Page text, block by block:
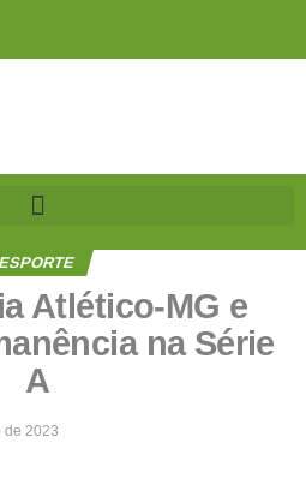
ESPORTE
Atlético-MG e
na Série
A
de 2023